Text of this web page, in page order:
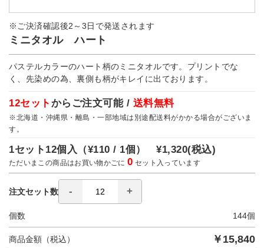
※ご決済確認後2～3日で発送されます
ミニタオル ハート
パステルカラーのハート柄のミニタオルです。プリントでな
く、先染めの為、裏側も柄がキレイに出ております。
12セット からご注文可能 / 送料無料
※北海道・沖縄県・離島・一部地域は別途配送料がかかる場合がございま
す。
1セット12個入（¥110 / 1個）¥1,320(税込)
ただいまこの商品はお買い物かごに0 セット入っています
注文セット数
個数 144個
商品金額（税込） ￥ 15,840